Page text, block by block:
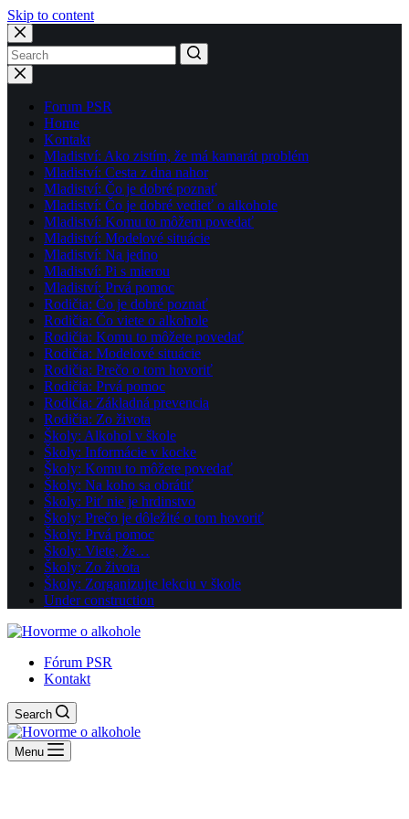
Skip to content
No
results
Forum PSR
Home
Kontakt
Mladiství: Ako zistím, že má kamarát problém
Mladiství: Cesta z dna nahor
Mladiství: Čo je dobré poznať
Mladiství: Čo je dobré vedieť o alkohole
Mladiství: Komu to môžem povedať
Mladiství: Modelové situácie
Mladiství: Na jedno
Mladiství: Pi s mierou
Mladiství: Prvá pomoc
Rodičia: Čo je dobré poznať
Rodičia: Čo viete o alkohole
Rodičia: Komu to môžete povedať
Rodičia: Modelové situácie
Rodičia: Prečo o tom hovoriť
Rodičia: Prvá pomoc
Rodičia: Základná prevencia
Rodičia: Zo života
Školy: Alkohol v škole
Školy: Informácie v kocke
Školy: Komu to môžete povedať
Školy: Na koho sa obrátiť
Školy: Piť nie je hrdinstvo
Školy: Prečo je dôležité o tom hovoriť
Školy: Prvá pomoc
Školy: Viete, že…
Školy: Zo života
Školy: Zorganizujte lekciu v škole
Under construction
Fórum PSR
Kontakt
Search
Menu